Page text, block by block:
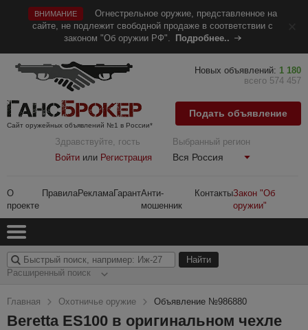
ВНИМАНИЕ
Огнестрельное оружие, представленное на
сайте, не подлежит свободной продаже в соответствии с
законом "Об оружии РФ".
Подробнее..
Сайт оружейных объявлений №1 в России*
Здравствуйте, гость
Войти или Регистрация
Выбранный регион
Вся Россия
О
проекте
ПравилаРекламаГарантАнти-
мошенник
КонтактыЗакон "Об
оружии"
Новых объявлений: 1 180
всего 574 457
Подать объявление
Расширенный поиск
Главная Охотничье оружие Объявление №986880
Beretta ES100 в оригинальном чехле